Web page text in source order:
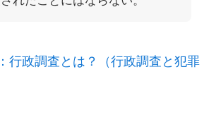
行政調査とは？（行政調査と犯罪